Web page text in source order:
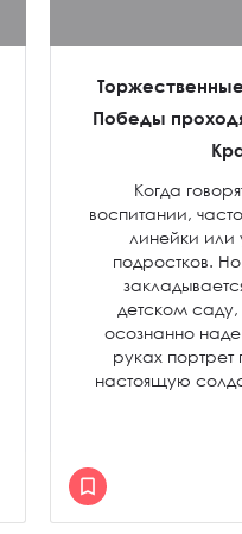
Победы
Когда
воспитании,
линейки или
подростков.
детском
осознанно
руках
настоящую